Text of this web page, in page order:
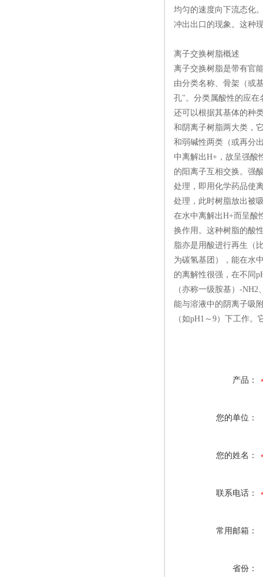
均匀的速度向下流态化
冲出出口的现象。这种
离子交换树脂概述
离子交换树脂是带有官
由分类名称、骨架（或
孔"。分类属酸性的应
还可以根据其基体的种
和阴离子树脂两大类，
和弱碱性两类（或再
中离解出H+，故呈强酸
的阳离子互相交换。强
处理，即用化学药品使
处理，此时树脂放出
在水中离解出H+而呈酸
换作用。这种树脂的酸
脂亦是用酸进行再生
为碳氢基团），能在水
的离解性很强，在不
（亦称一级胺基）-
能与溶液中的阴离子吸
（如pH1～9）下工作。
产品：
您的单位：
您的姓名：
联系电话：
常用邮箱：
省份：